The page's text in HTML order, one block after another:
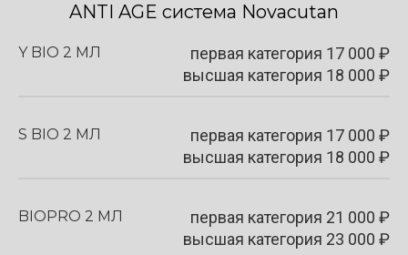
ANTI AGE система Novacutan
Y BIO 2 МЛ первая категория 17 000 ₽
высшая категория 18 000 ₽
S BIO 2 МЛ первая категория 17 000 ₽
высшая категория 18 000 ₽
BIOPRO 2 МЛ первая категория 21 000 ₽
высшая категория 23 000 ₽